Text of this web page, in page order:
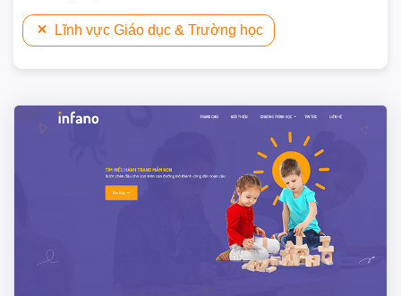
Lĩnh vực Giáo dục & Trường học